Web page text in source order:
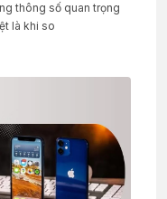
thông số quan trọng
là khi so